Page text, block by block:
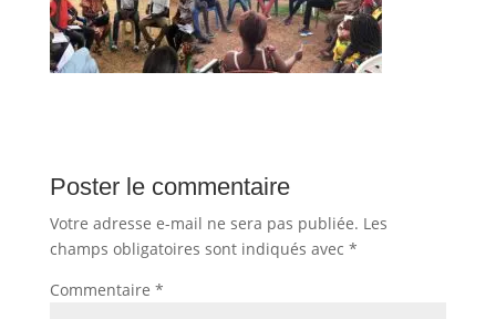
Poster le commentaire
Votre adresse e-mail ne sera pas publiée. Les
champs obligatoires sont indiqués avec *
Commentaire *